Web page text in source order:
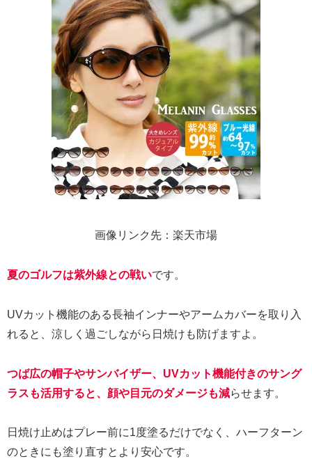
画像リンク先：楽天市場
夏のゴルフは紫外線との戦いです。
UVカット機能のある長袖インナーやアームカバーを取り入
れると、涼しく過ごしながら日焼けも防げますよ。
つば広の帽子やサンバイザー、UVカット機能付きのサング
ラスも活用すると、顔や目元のダメージも減らせます。
日焼け止めはプレー前に1度塗るだけでなく、ハーフターン
のときにも塗り直すとより安心です。